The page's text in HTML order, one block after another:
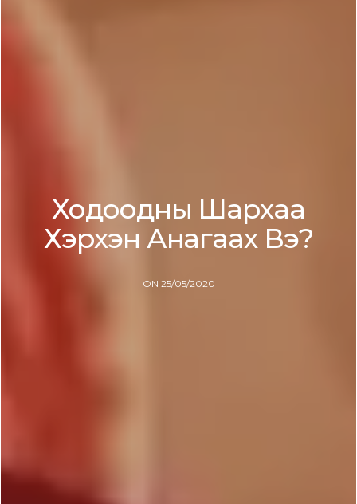
Ходоодны Шархаа
Хэрхэн Анагаах Вэ?
ON 25/05/2020